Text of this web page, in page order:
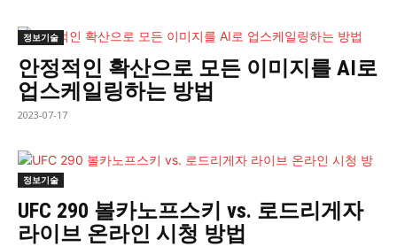
정보기술
안정적인 확산으로 모든 이미지를 AI로
업스케일링하는 방법
2023-07-17
정보기술
UFC 290 볼카노프스키 vs. 로드리게자
라이브 온라인 시청 방법